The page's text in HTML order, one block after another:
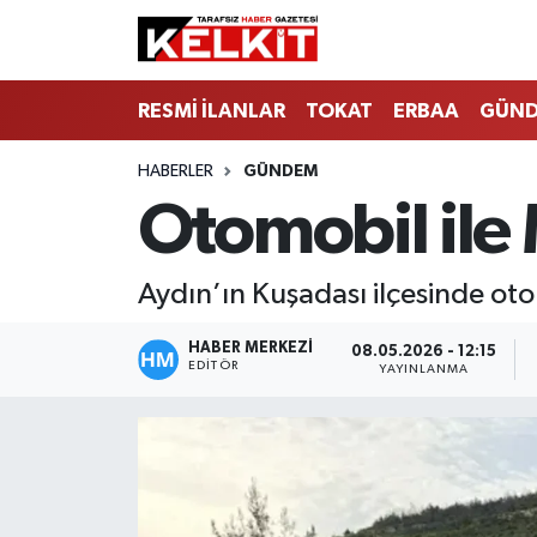
RESMİ İLANLAR TOKAT ERBAA
HABERLER GÜNDEM
Otomobil ile
Aydın’ın Kuşadası ilçesinde
HABER MERKEZİ
EDITÖR
08.05.2026 - 12:15
YAYINLANMA